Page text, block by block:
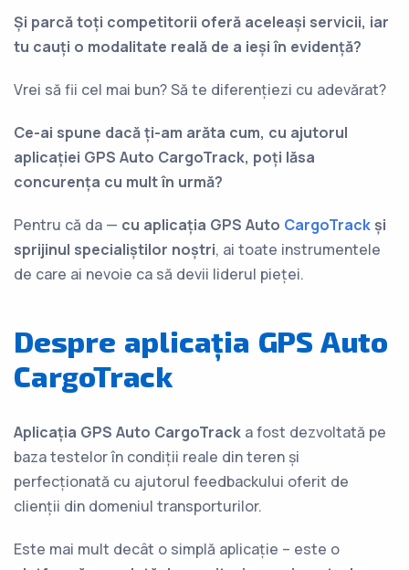
Și parcă toți competitorii oferă aceleași servicii, iar
tu cauți o modalitate reală de a ieși în evidență?
Vrei să fii cel mai bun? Să te diferențiezi cu adevărat?
Ce-ai spune dacă ți-am arăta cum, cu ajutorul
aplicației GPS Auto CargoTrack, poți lăsa
concurența cu mult în urmă?
Pentru că da — cu aplicația GPS Auto CargoTrack și
sprijinul specialiștilor noștri, ai toate instrumentele
de care ai nevoie ca să devii liderul pieței.
Despre aplicația GPS Auto
CargoTrack
Aplicația GPS Auto CargoTrack a fost dezvoltată pe
baza testelor în condiții reale din teren și
perfecționată cu ajutorul feedbackului oferit de
clienții din domeniul transporturilor.
Este mai mult decât o simplă aplicație – este o